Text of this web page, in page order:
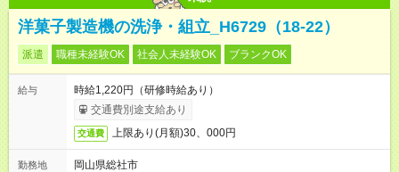
洋菓子製造機の洗浄・組立_H6729（18-22）
派遣 職種未経験OK 社会人未経験OK ブランクOK
給与
時給1,220円（研修時給あり）
交通費別途支給あり
交通費 上限あり(月額)30、000円
勤務地
岡山県総社市